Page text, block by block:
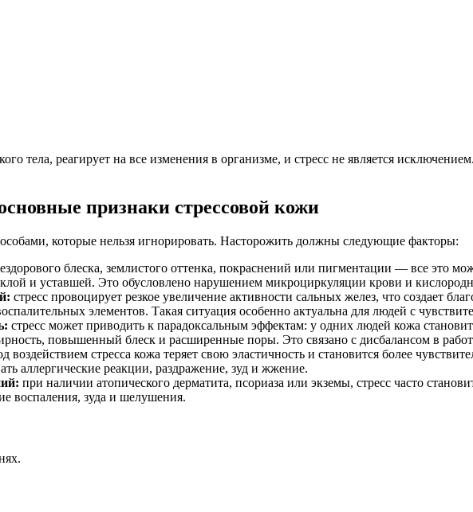
тела, реагирует на все изменения в организме, и стресс не является
признаки стрессовой кожи
которые нельзя игнорировать. Насторожить должны следующие факторы:
блеска, землистого оттенка, покраснений или пигментации — все это
и уставшей. Это обусловлено нарушением микроциркуляции крови и
стресс провоцирует резкое увеличение активности сальных желез, что создает
элементов. Такая ситуация особенно актуальна для людей с
стресс может приводить к парадоксальным эффектам: у одних людей кожа
повышенный блеск и расширенные поры. Это связано с дисбалансом в
воздействием стресса кожа теряет свою эластичность и становится более
аллергические реакции, раздражение, зуд и жжение.
при наличии атопического дерматита, псориаза или экземы, стресс часто
воспаления, зуда и шелушения.